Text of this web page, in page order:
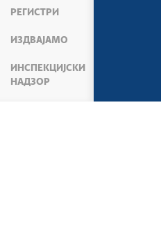
РЕГИСТРИ
ИЗДВАЈАМО
ИНСПЕКЦИЈСКИ
НАДЗОР